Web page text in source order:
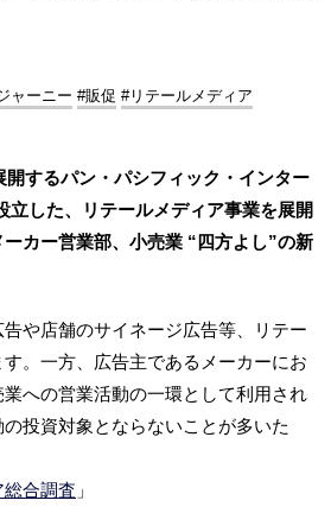
ャーニー #販促 #リテールメディア
するパン・パシフィック・インター
した、リテールメディア事業を展開
カー営業部、小売業 “四方よし”の新
や店舗のサイネージ広告等、リテー
。一方、広告主であるメーカーにお
への営業活動の一環として利用され
投資対象とならないことが多いた
総合調査 」